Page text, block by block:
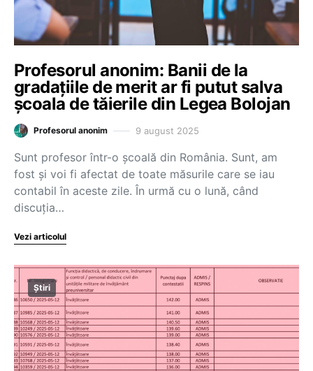
Profesorul anonim: Banii de la
gradațiile de merit ar fi putut salva
școala de tăierile din Legea Bolojan
Profesorul anonim 9 august 2025
Sunt profesor într-o școală din România. Sunt, am
fost și voi fi afectat de toate măsurile care se iau
contabil în aceste zile. În urmă cu o lună, când
discuția…
Vezi articolul
Știri